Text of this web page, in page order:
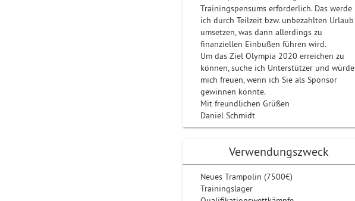
Trainingspensums erforderlich. Das werde
ich durch Teilzeit bzw. unbezahlten Urlaub
umsetzen, was dann allerdings zu
finanziellen Einbußen führen wird.
Um das Ziel Olympia 2020 erreichen zu
können, suche ich Unterstützer und würde
mich freuen, wenn ich Sie als Sponsor
gewinnen könnte.
Mit freundlichen Grüßen
Daniel Schmidt
Verwendungszweck
Neues Trampolin (7500€)
Trainingslager